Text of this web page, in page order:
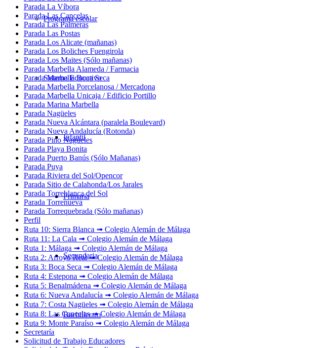
Programa escolar
Sistema Educativo
Infantil
Primaria
Secundaria
Bachillerato
Parada La Víbora
Parada Las Cancelas
Parada Las Palmeras
Parada Las Postas
Parada Los Alicate (mañanas)
Parada Los Boliches Fuengirola
Parada Los Maites (Sólo mañanas)
Parada Marbella Alameda / Farmacia
Parada Marbella Boca Seca
Parada Marbella Porcelanosa / Mercadona
Parada Marbella Unicaja / Edificio Portillo
Parada Marina Marbella
Parada Nagüeles
Parada Nueva Alcántara (paralela Boulevard)
Parada Nueva Andalucía (Rotonda)
Parada Pino Nagüeles
Parada Playa Bonita
Parada Puerto Banús (Sólo Mañanas)
Parada Puya
Parada Riviera del Sol/Opencor
Parada Sitio de Calahonda/Los Jarales
Parada Torreblanca del Sol
Parada Torrenueva
Parada Torrequebrada (Sólo mañanas)
Perfil
Ruta 10: Sierra Blanca ➟ Colegio Alemán de Málaga
Ruta 11: La Cala ➟ Colegio Alemán de Málaga
Ruta 1: Málaga ➟ Colegio Alemán de Málaga
Ruta 2: Arroyo Real ➟ Colegio Alemán de Málaga
Ruta 3: Boca Seca ➟ Colegio Alemán de Málaga
Ruta 4: Estepona ➟ Colegio Alemán de Málaga
Ruta 5: Benalmádena ➟ Colegio Alemán de Málaga
Ruta 6: Nueva Andalucía ➟ Colegio Alemán de Málaga
Ruta 7: Costa Nagüeles ➟ Colegio Alemán de Málaga
Ruta 8: Las Cancelas ➟ Colegio Alemán de Málaga
Ruta 9: Monte Paraíso ➟ Colegio Alemán de Málaga
Secretaría
Solicitud de Trabajo Educadores